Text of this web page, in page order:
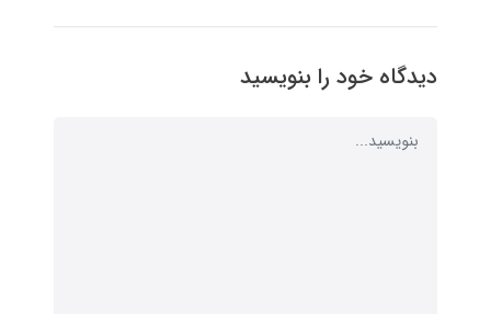
دیدگاه خود را بنویسید